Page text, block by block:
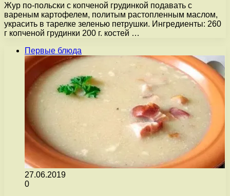
Жур по-польски с копченой грудинкой подавать с
вареным картофелем, политым растопленным маслом,
украсить в тарелке зеленью петрушки. Ингредиенты: 260
г копченой грудинки 200 г. костей …
Первые блюда
27.06.2019
0